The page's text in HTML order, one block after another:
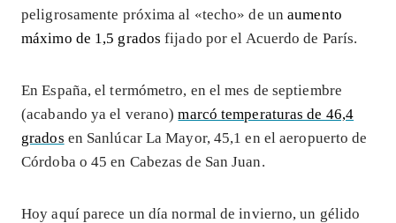
peligrosamente próxima al «techo» de unaumento
máximo de 1,5 grados fijado por el Acuerdo de París.
En España, el termómetro, en el mes de septiembre
(acabando ya el verano)marcó temperaturas de 46,4
grados en Sanlúcar La Mayor, 45,1 en el aeropuerto de
Córdoba o 45 en Cabezas de San Juan.
Hoy aquí parece un día normal de invierno, un gélido